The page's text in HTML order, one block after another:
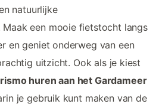
natuurlijke
Maak een mooie fietstocht langs
en geniet onderweg van een
uitzicht. Ook als je kiest
huren aan het Gardameer
je gebruik kunt maken van de